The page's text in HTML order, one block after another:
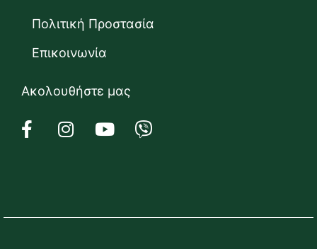
Πολιτική Προστασία
Επικοινωνία
Ακολουθήστε μας